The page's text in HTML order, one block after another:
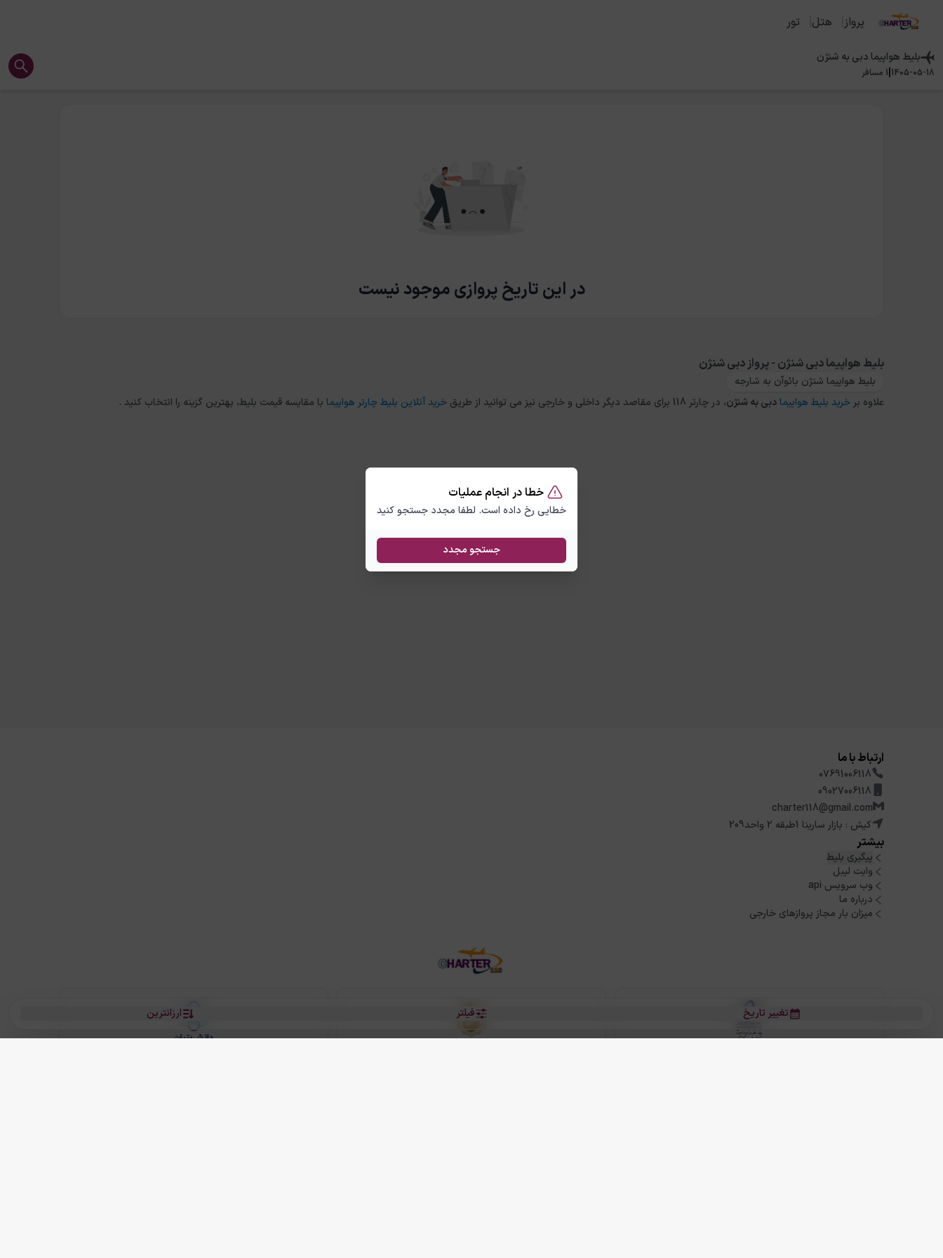
خطا در انجام عملیات
خطایی رخ داده است. لطفا مجدد جستجو کنید
جستجو مجدد
پرواز هتل تور
بلیط هواپیمادبی به شنژن
1405-05-18
|
1 مسافر
در این تاریخ پروازی موجود نیست
ارزانترین فیلتر تغییر تاریخ
بلیط هواپیما دبی شنژن - پرواز دبی شنژن
بلیط هواپیما شنژن بائوآن به شارجه
علاوه بر خرید بلیط هواپیما دبیبهشنژن، در چارتر 118 برای مقاصد دیگر داخلی و خارجی نیز می توانید از طریق خرید آنلاین بلیط چارتر هواپیما با مقایسه قیمت بلیط، بهترین گزینه را انتخاب کنید .
ارتباط با ما
07691006118
09027006118
charter118@gmail.com
کیش : بازار سارینا 1طبقه 2 واحد209
بیشتر
پیگیری بلیط
وایت لیبل
وب سرویس api
درباره ما
میزان بار مجاز پروازهای خارجی